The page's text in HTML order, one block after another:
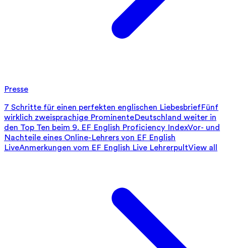
Presse
7 Schritte für einen perfekten englischen LiebesbriefFünf
wirklich zweisprachige ProminenteDeutschland weiter in
den Top Ten beim 9. EF English Proficiency IndexVor- und
Nachteile eines Online-Lehrers von EF English
LiveAnmerkungen vom EF English Live LehrerpultView all